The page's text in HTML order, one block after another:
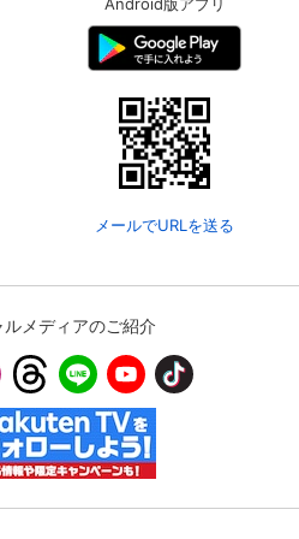
メールでURLを送る
メディアのご紹介